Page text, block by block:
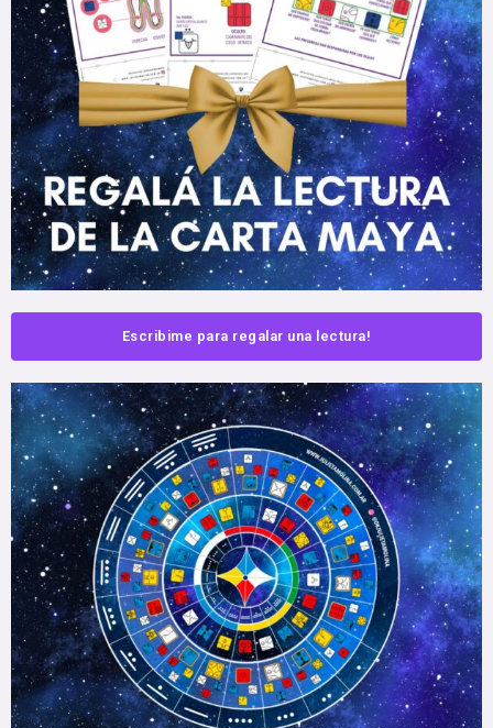
Escribime para regalar una lectura!